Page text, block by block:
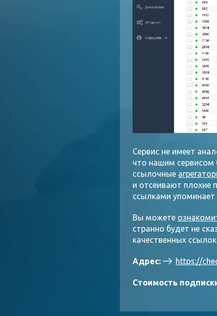
Сервис не имеет
что нашим сервисом
ссылочные
и отсеивают плохие
ссылками упоминает
Вы можете
странно будет не
качественных
Адрес: https://
Стоимость